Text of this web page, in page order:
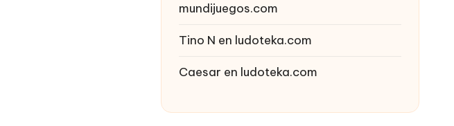
mundijuegos.com
Tino N en ludoteka.com
Caesar en ludoteka.com